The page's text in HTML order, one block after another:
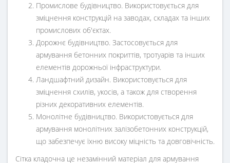
Промислове будівництво. Використовується для
зміцнення конструкцій на заводах, складах та інших
промислових об'єктах.
Дорожнє будівництво. Застосовується для
армування бетонних покриттів, тротуарів та інших
елементів дорожньої інфраструктури.
Ландшафтний дизайн. Використовується для
зміцнення схилів, укосів, а також для створення
різних декоративних елементів.
Монолітне будівництво. Використовується для
армування монолітних залізобетонних конструкцій,
що забезпечує їхню високу міцність та довговічність.
Сітка кладочна це незамінний матеріал для армування